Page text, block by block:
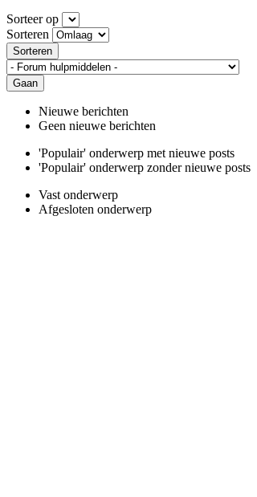
Sorteer op
Sorteren
Sorteren
Gaan
Nieuwe berichten
Geen nieuwe berichten
'Populair' onderwerp met nieuwe posts
'Populair' onderwerp zonder nieuwe posts
Vast onderwerp
Afgesloten onderwerp